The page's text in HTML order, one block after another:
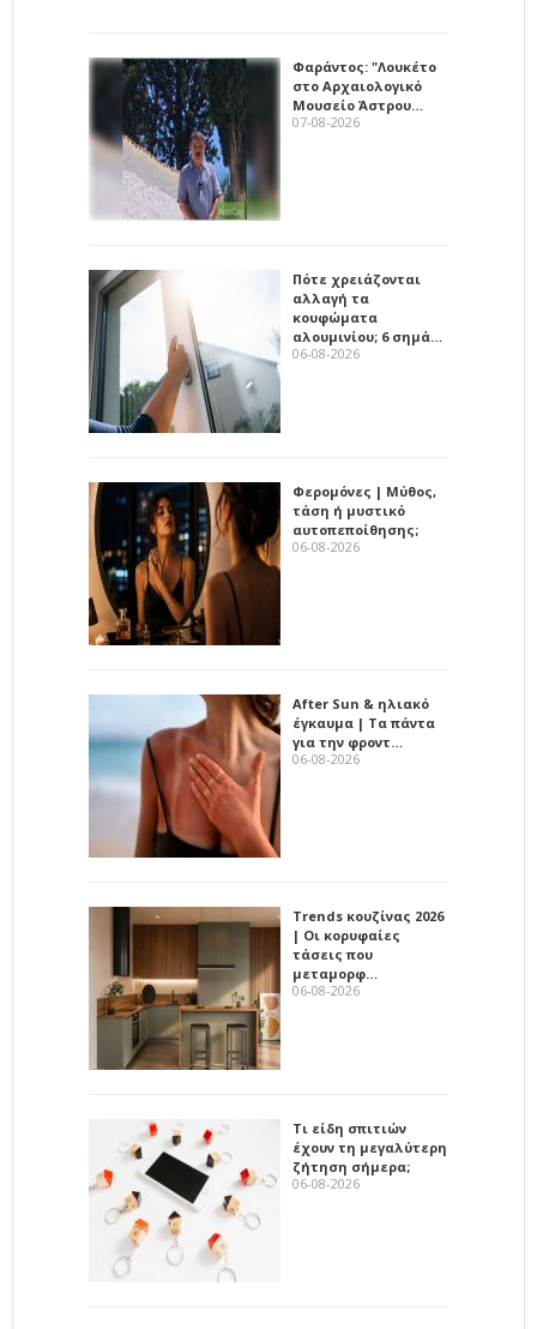
Φαράντος: "Λουκέτο
στο Αρχαιολογικό
Μουσείο Άστρου…
07-08-2026
Πότε χρειάζονται
αλλαγή τα
κουφώματα
αλουμινίου; 6 σημά…
06-08-2026
Φερομόνες | Μύθος,
τάση ή μυστικό
αυτοπεποίθησης;
06-08-2026
After Sun & ηλιακό
έγκαυμα | Τα πάντα
για την φροντ…
06-08-2026
Trends κουζίνας 2026
| Οι κορυφαίες
τάσεις που
μεταμορφ…
06-08-2026
Τι είδη σπιτιών
έχουν τη μεγαλύτερη
ζήτηση σήμερα;
06-08-2026